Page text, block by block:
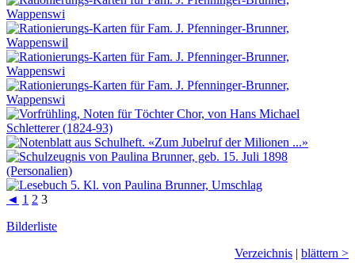
◄ 1 2 3
Bilderliste
Verzeichnis | blättern >